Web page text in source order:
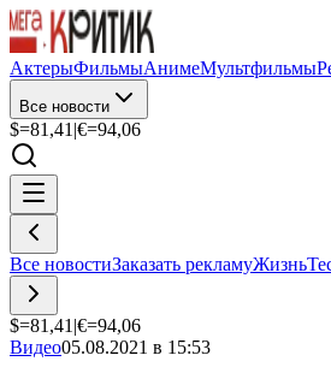
АктерыФильмыАнимеМультфильмы
Все новости
$=81,41 |€=94,06
Все новостиЗаказать рекламуЖизнь
$=81,41 |€=94,06
Видео05.08.2021 в 15:53